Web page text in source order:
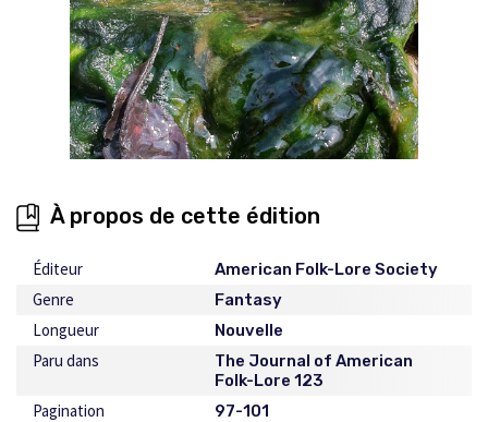
À propos de cette édition
Éditeur American Folk-Lore Society
Genre Fantasy
Longueur Nouvelle
Paru dans
The Journal of American
Folk-Lore 123
Pagination 97-101